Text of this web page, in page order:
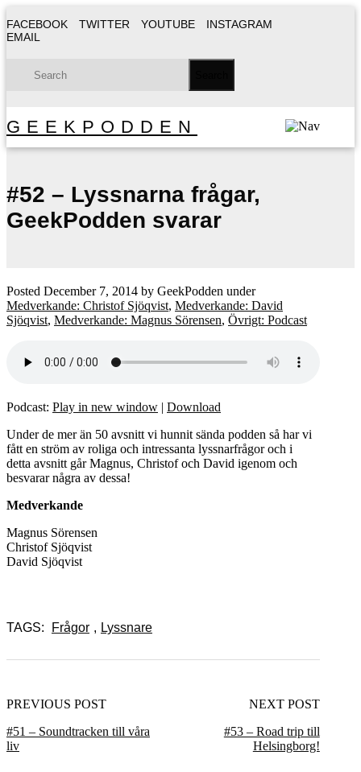
FACEBOOK TWITTER YOUTUBE
INSTAGRAM
EMAIL
GEEKPODDEN
#52 – Lyssnarna frågar,
GeekPodden svarar
Posted December 7, 2014 by GeekPodden under
Medverkande: Christof Sjöqvist, Medverkande: David
Sjöqvist, Medverkande: Magnus Sörensen, Övrigt: Podcast
Podcast: Play in new window | Download
Under de mer än 50 avsnitt vi hunnit sända podden så har vi
fått en ström av roliga och intressanta lyssnarfrågor och i
detta avsnitt går Magnus, Christof och David igenom och
besvarar några av dessa!
Medverkande
Magnus Sörensen
Christof Sjöqvist
David Sjöqvist
TAGS: Frågor , Lyssnare
PREVIOUS POST
#51 – Soundtracken till våra
liv
NEXT POST
#53 – Road trip till
Helsingborg!